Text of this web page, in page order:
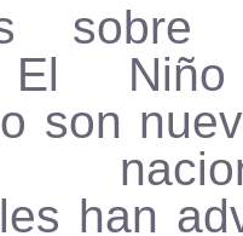
sobre
El
son
han